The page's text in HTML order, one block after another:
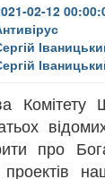
02-12
Комітету
про
проектів